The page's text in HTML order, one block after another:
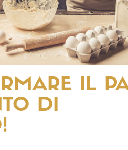
IL
DI